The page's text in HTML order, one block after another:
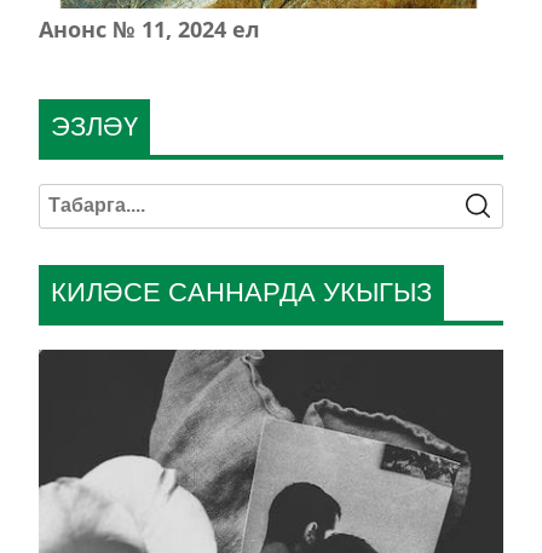
Анонс № 11, 2024 ел
КИЛӘСЕ САННАРДА УКЫГЫЗ
ЭЗЛӘҮ